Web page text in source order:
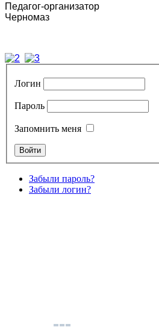
Педагог-
Черномаз
Логин
Пароль
Запомнить меня
Забыли пароль?
Забыли логин?